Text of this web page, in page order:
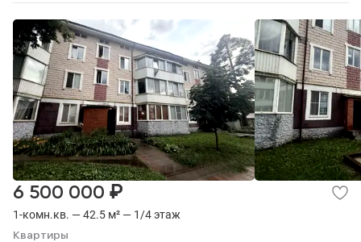
1-комн.кв. — 42.5 м² — 1/4 этаж
Квартиры
6 500 000 ₽